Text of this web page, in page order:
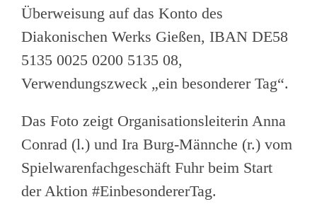
Überweisung auf das Konto des
Diakonischen Werks Gießen, IBAN DE58
5135 0025 0200 5135 08,
Verwendungszweck „ein besonderer Tag“.
Das Foto zeigt Organisationsleiterin Anna
Conrad (l.) und Ira Burg-Männche (r.) vom
Spielwarenfachgeschäft Fuhr beim Start
der Aktion #EinbesondererTag.